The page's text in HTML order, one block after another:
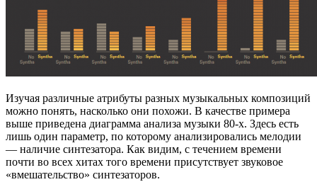
Изучая различные атрибуты разных музыкальных композиций
можно понять, насколько они похожи. В качестве примера
выше приведена диаграмма анализа музыки 80-х. Здесь есть
лишь один параметр, по которому анализировались мелодии
— наличие синтезатора. Как видим, с течением времени
почти во всех хитах того времени присутствует звуковое
«вмешательство» синтезаторов.